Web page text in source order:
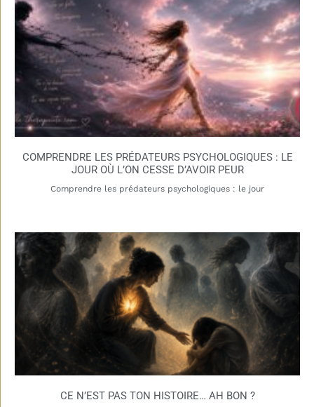
COMPRENDRE LES PRÉDATEURS PSYCHOLOGIQUES : LE
JOUR OÙ L’ON CESSE D’AVOIR PEUR
Comprendre les prédateurs psychologiques : le jour
CE N’EST PAS TON HISTOIRE… AH BON ?